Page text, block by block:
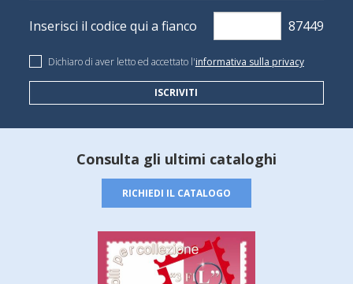
Inserisci il codice qui a fianco
Dichiaro di aver letto ed accettato l'informativa sulla privacy
ISCRIVITI
Consulta gli ultimi cataloghi
RICHIEDI IL CATALOGO